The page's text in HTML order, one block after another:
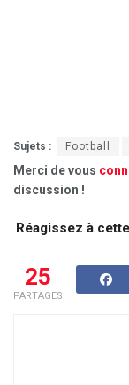
Sujets : Football
Merci de vous
discussion !
Réagissez à
25
PARTAGES